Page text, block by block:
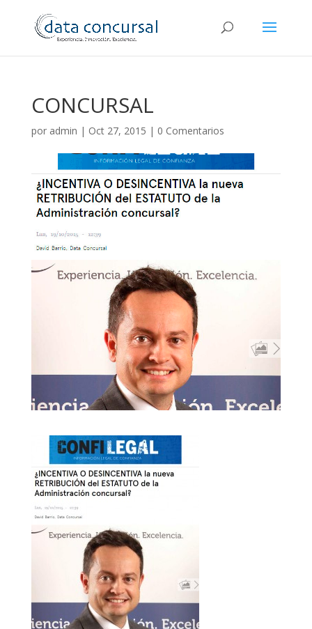
CONCURSAL
por admin | Oct 27, 2015 | 0 Comentarios